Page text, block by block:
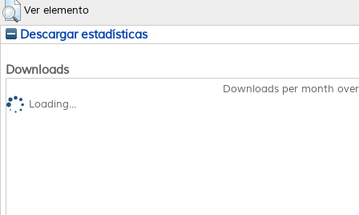
Ver elemento
Descargar estadísticas
Downloads
Downloads per month
Loading...